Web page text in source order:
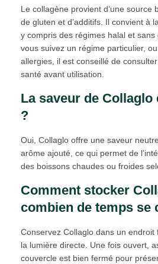
Le collagène provient d’une source
de gluten et d’additifs. Il convient à
y compris des régimes halal et sans
vous suivez un régime particulier,
allergies, il est conseillé de
santé avant utilisation.
La saveur de Collaglo
?
Oui, Collaglo offre une saveur
arôme ajouté, ce qui permet de
des boissons chaudes ou froides
Comment stocker
combien de temps se
Conservez Collaglo dans un endroit
la lumière directe. Une fois ouvert,
couvercle est bien fermé pour